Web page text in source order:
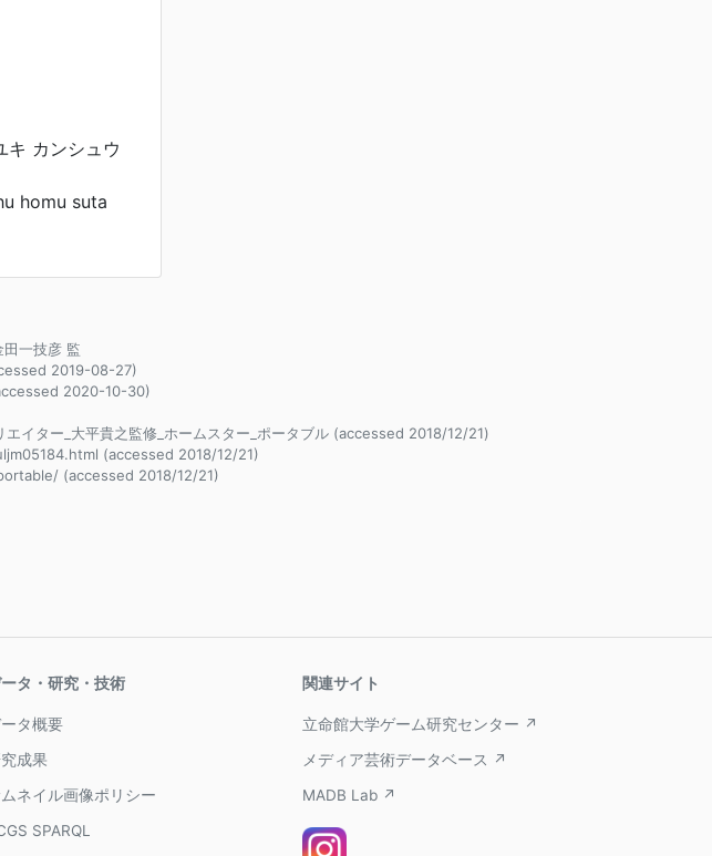
キ カンシュウ
homu suta
一技彦 監
2019-08-27)
2020-10-30)
ター_大平貴之監修_ホームスター_ポータブル (accessed 2018/12/21)
(accessed 2018/12/21)
(accessed 2018/12/21)
タ・研究・技術
タ概要
成果
ネイル画像ポリシー
SPARQL
関連サイト
立命館大学ゲーム研究センター ↗
メディア芸術データベース ↗
MADB Lab ↗